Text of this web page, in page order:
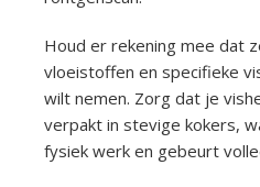
Houd er rekening mee dat
vloeistoffen en specifieke
wilt nemen. Zorg dat je
verpakt in stevige kokers,
fysiek werk en gebeurt